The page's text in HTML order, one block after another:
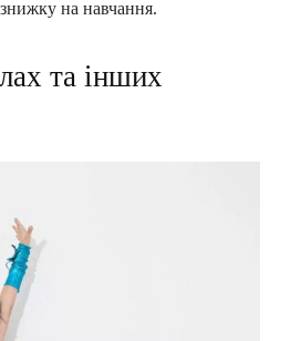
на навчання.
та інших